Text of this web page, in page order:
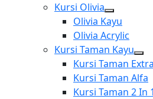
Kursi Olivia
Show
sub
menu
Olivia Kayu
Olivia Acrylic
Kursi Taman Kayu
sub
Kursi Taman Extra
Kursi Taman Alfa
Kursi Taman 2 In 1